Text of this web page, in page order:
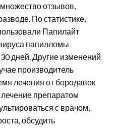
отзывов,
По статистике,
Папилайт
папилломы
дней. Другие изменений
производитель
лечения от бородавок
препаратом
с врачом,
обсудить